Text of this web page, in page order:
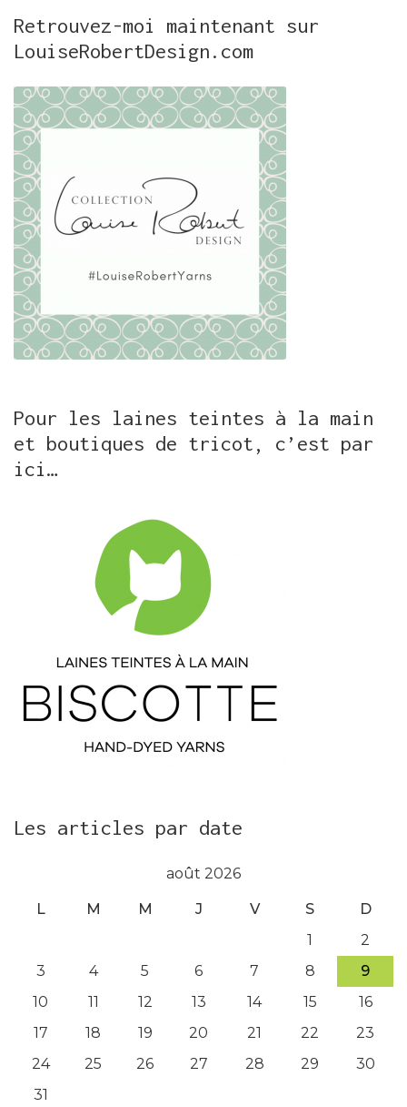
Retrouvez-moi maintenant sur
LouiseRobertDesign.com
Pour les laines teintes à la main
et boutiques de tricot, c’est par
ici…
Les articles par date
août 2026
L M M J V S
D
1
2
3
4 5 6 7 8
9
10
11 12 13 14 15
16
17
18 19 20 21 22
23
24
25 26 27 28 29
30
31